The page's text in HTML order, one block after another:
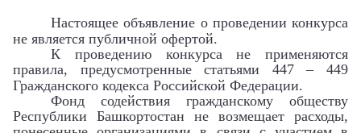
Настоящее объявление о проведении конкурса
не является публичной офертой.
К проведению конкурса не применяются
правила, предусмотренные статьями 447 – 449
Гражданского кодекса Российской Федерации.
Фонд содействия гражданскому обществу
Республики Башкортостан не возмещает расходы,